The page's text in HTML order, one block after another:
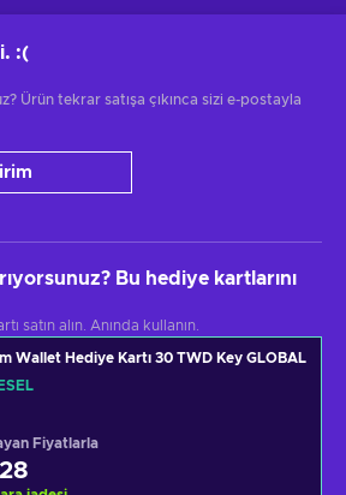
:(
Ürün tekrar satışa çıkınca sizi e-postayla
Bu hediye kartlarını
satın alın. Anında kullanın.
Wallet Hediye Kartı 30 TWD Key GLOBAL
Fiyatlarla